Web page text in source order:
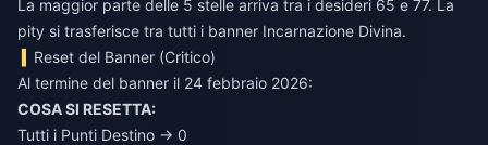
La maggior parte delle 5 stelle arriva tra i desideri 65 e 77. La
pity si trasferisce tra tutti i banner Incarnazione Divina.
Reset del Banner (Critico)
Al termine del banner il 24 febbraio 2026:
COSA SI RESETTA:
Tutti i Punti Destino → 0